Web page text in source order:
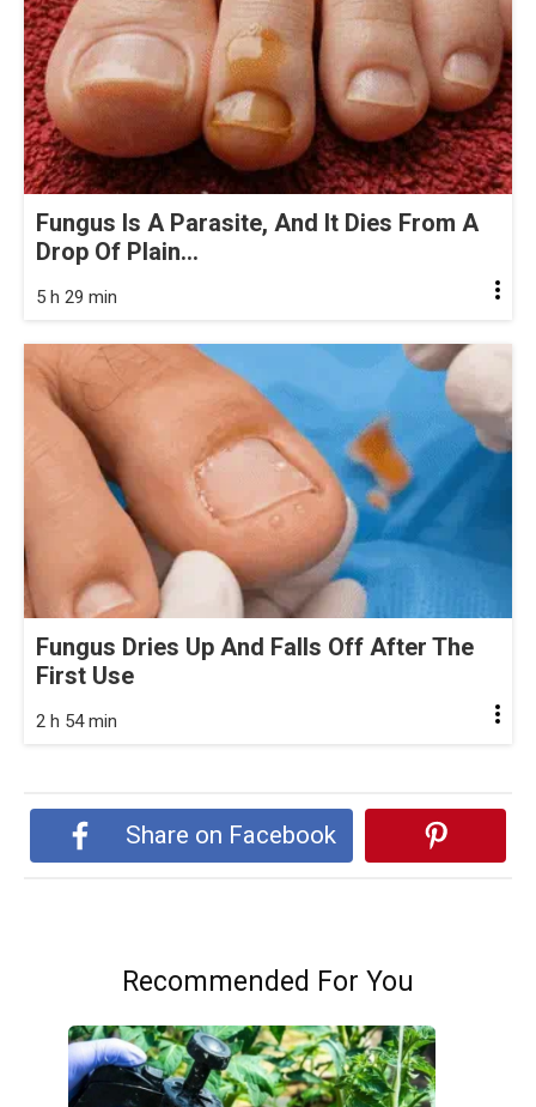
Fungus Is A Parasite, And It Dies From A
Drop Of Plain...
5 h 29 min
Fungus Dries Up And Falls Off After The
First Use
2 h 54 min
Share on Facebook
Recommended For You